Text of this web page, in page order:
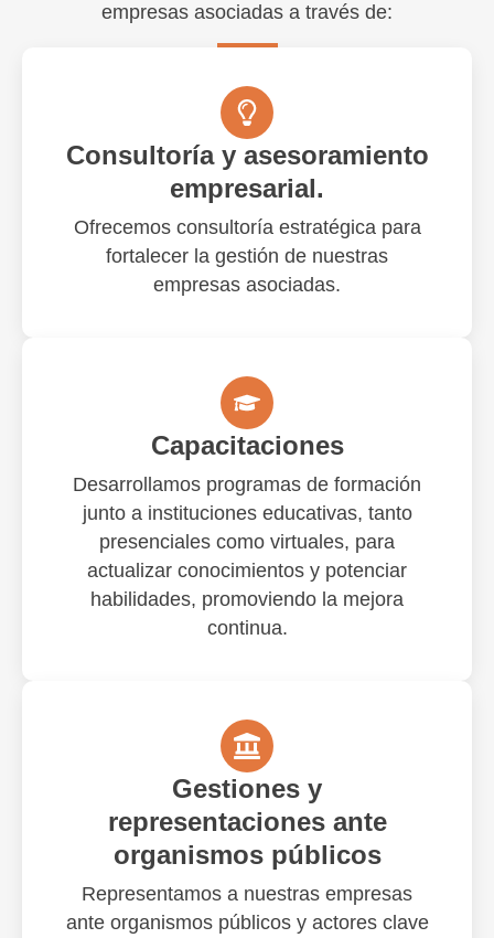
empresas asociadas a través de:
Consultoría y asesoramiento
empresarial.
Ofrecemos consultoría estratégica para
fortalecer la gestión de nuestras
empresas asociadas.
Capacitaciones
Desarrollamos programas de formación
junto a instituciones educativas, tanto
presenciales como virtuales, para
actualizar conocimientos y potenciar
habilidades, promoviendo la mejora
continua.
Gestiones y
representaciones ante
organismos públicos
Representamos a nuestras empresas
ante organismos públicos y actores clave